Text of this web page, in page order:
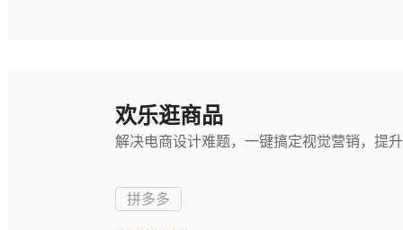
欢乐逛商品
解决电商设计难题，一键搞定视觉营销，提
拼多多